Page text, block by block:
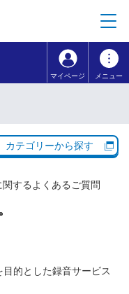
ションへ移動
マイページ メニュー
カテゴリーから探す
関するよくあるご質問
的とした録音サービス